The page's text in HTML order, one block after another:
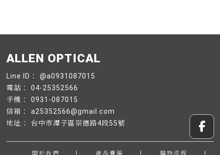
@a0931087015
04-25352566
0931-087015
a25352566@gmail.com
台中市潭子區崇德路4段55號
關於我們 產品賣場 購物流程